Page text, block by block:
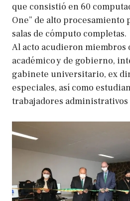
que consistió en 60
One” de alto procesamiento
salas de cómputo completas.
Al acto acudieron miembros
académico y de gobierno,
gabinete universitario, ex
especiales, así como
trabajadores administrativos